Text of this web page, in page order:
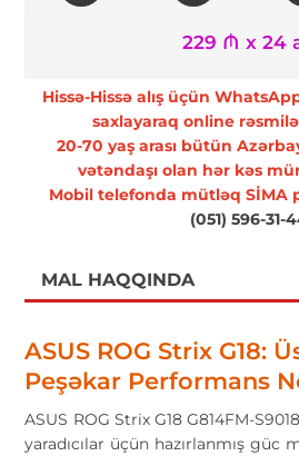
229 ₼ x 24
Hissə-Hissə alış üçün
saxlayaraq online
20-70 yaş arası bütün
vətəndaşı olan hər kəs
Mobil telefonda mütləq SİMA
(051) 596-31-
MAL HAQQINDA
ASUS ROG Strix G18:
Peşəkar Performans
ASUS ROG Strix G18 G814FM-
yaradıcılar üçün hazırlanmış güc